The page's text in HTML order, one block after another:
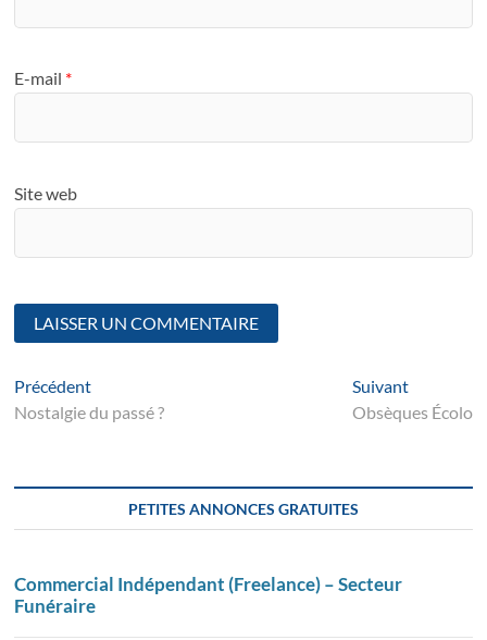
E-mail *
Site web
Navigation
de
PrécédentArticle
suivant
Nostalgie du passé ?
SuivantSuivant
post:
Obsèques Écolo
PETITES ANNONCES GRATUITES
Commercial Indépendant (Freelance) – Secteur
Funéraire